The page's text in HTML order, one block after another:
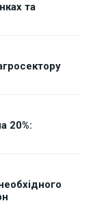
та
20%: